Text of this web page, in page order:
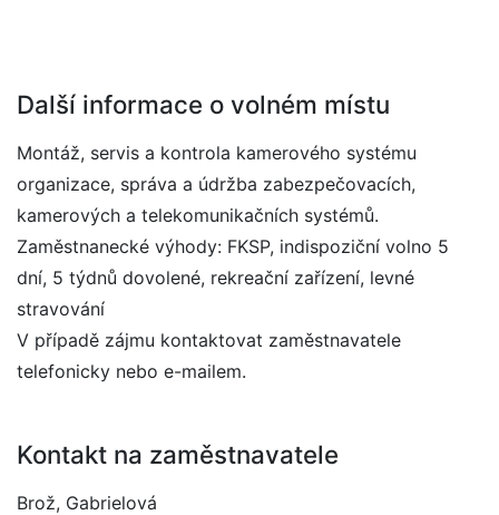
Další informace o volném místu
Montáž, servis a kontrola kamerového systému
organizace, správa a údržba zabezpečovacích,
kamerových a telekomunikačních systémů.
Zaměstnanecké výhody: FKSP, indispoziční volno 5
dní, 5 týdnů dovolené, rekreační zařízení, levné
stravování
V případě zájmu kontaktovat zaměstnavatele
telefonicky nebo e-mailem.
Kontakt na zaměstnavatele
Brož, Gabrielová